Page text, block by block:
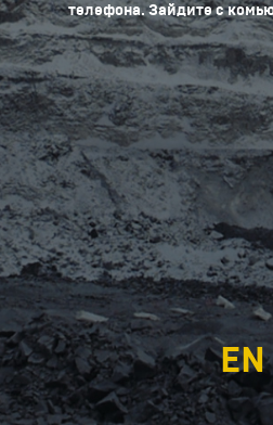
телефона. Зайдите с
EN